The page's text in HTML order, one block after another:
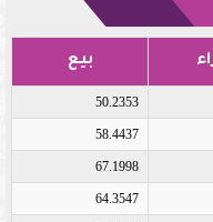
بيع
50.2353
58.4437
67.1998
64.3547